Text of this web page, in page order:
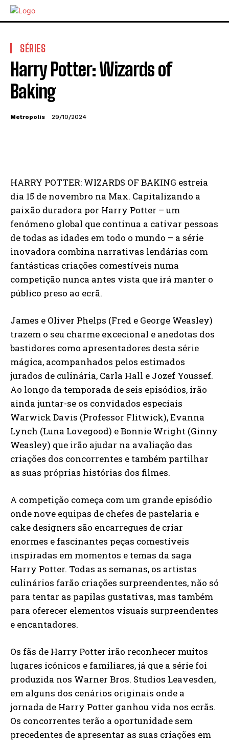
SÉRIES
Harry Potter: Wizards of
Baking
Metropolis 29/10/2024
HARRY POTTER: WIZARDS OF BAKING estreia
dia 15 de novembro na Max. Capitalizando a
paixão duradora por Harry Potter – um
fenómeno global que continua a cativar pessoas
de todas as idades em todo o mundo – a série
inovadora combina narrativas lendárias com
fantásticas criações comestíveis numa
competição nunca antes vista que irá manter o
público preso ao ecrã.
James e Oliver Phelps (Fred e George Weasley)
trazem o seu charme excecional e anedotas dos
bastidores como apresentadores desta série
mágica, acompanhados pelos estimados
jurados de culinária, Carla Hall e Jozef Youssef.
Ao longo da temporada de seis episódios, irão
ainda juntar-se os convidados especiais
Warwick Davis (Professor Flitwick), Evanna
Lynch (Luna Lovegood) e Bonnie Wright (Ginny
Weasley) que irão ajudar na avaliação das
criações dos concorrentes e também partilhar
as suas próprias histórias dos filmes.
A competição começa com um grande episódio
onde nove equipas de chefes de pastelaria e
cake designers são encarregues de criar
enormes e fascinantes peças comestíveis
inspiradas em momentos e temas da saga
Harry Potter. Todas as semanas, os artistas
culinários farão criações surpreendentes, não só
para tentar as papilas gustativas, mas também
para oferecer elementos visuais surpreendentes
e encantadores.
Os fãs de Harry Potter irão reconhecer muitos
lugares icónicos e familiares, já que a série foi
produzida nos Warner Bros. Studios Leavesden,
em alguns dos cenários originais onde a
jornada de Harry Potter ganhou vida nos ecrãs.
Os concorrentes terão a oportunidade sem
precedentes de apresentar as suas criações em